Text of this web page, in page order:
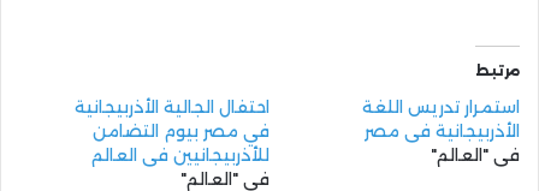
مرتبط
استمرار تدريس اللغة
الأذربيجانية في مصر
في "العالم"
احتفال الجالية الأذربيجانية
في مصر بيوم التضامن
للأذربيجانيين في العالم
في "العالم"